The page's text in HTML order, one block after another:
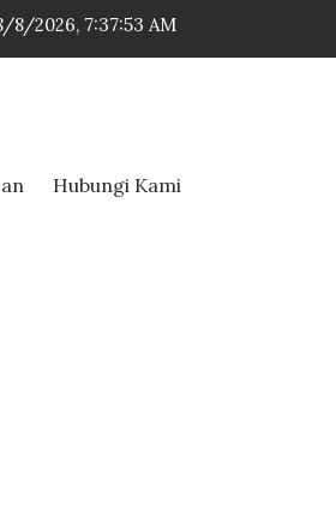
8/2026, 7:37:53 AM
Hubungi Kami